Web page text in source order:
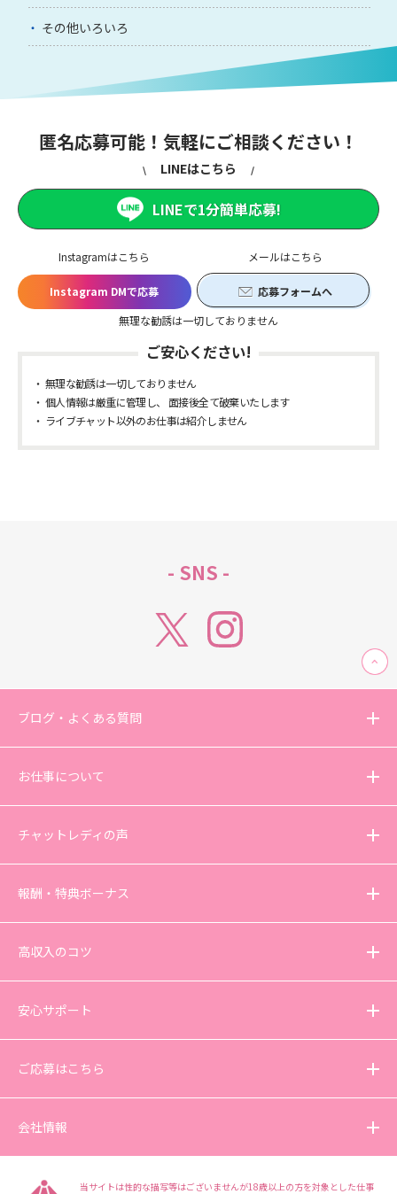
その他いろいろ
匿名応募可能！気軽にご相談ください！
Instagramはこちら
Instagram DMで応募
メールはこちら
応募フォームへ
無理な勧誘は一切しておりません
LINEはこちら
LINEで1分簡単応募!
ご安心ください!
無理な勧誘は一切しておりません
個人情報は厳重に管理し、 面接後全て破棄いたします
ライブチャット以外のお仕事は紹介しません
- SNS -
ブログ・よくある質問
お仕事について
チャットレディの声
報酬・特典ボーナス
高収入のコツ
安心サポート
ご応募はこちら
会社情報
当サイトは性的な描写等はございませんが18歳以上の方を対象とした仕事